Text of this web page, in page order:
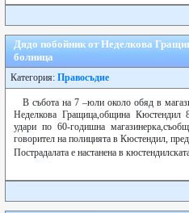
Дядо побойник от Неделкова
болница
Категория: Правосъдие
В събота на 7 –юли около обяд в
Неделкова Гращица,община Кюстендил
удари по 60-годишна
говорител на полицията в Кюстендил,
Пострадалата е настанена в